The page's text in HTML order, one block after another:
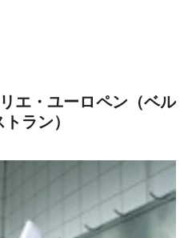
エ・ユーロペン（ベル
ラン）